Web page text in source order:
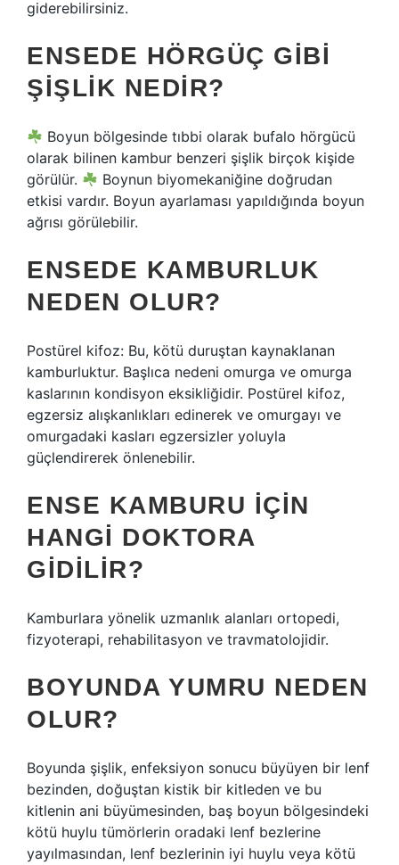
giderebilirsiniz.
ENSEDE HÖRGÜÇ GIBI
ŞIŞLIK NEDIR?
Boyun bölgesinde tıbbi olarak bufalo hörgücü
olarak bilinen kambur benzeri şişlik birçok kişide
görülür.
Boynun biyomekaniğine doğrudan
etkisi vardır. Boyun ayarlaması yapıldığında boyun
ağrısı görülebilir.
ENSEDE KAMBURLUK
NEDEN OLUR?
Postürel kifoz: Bu, kötü duruştan kaynaklanan
kamburluktur. Başlıca nedeni omurga ve omurga
kaslarının kondisyon eksikliğidir. Postürel kifoz,
egzersiz alışkanlıkları edinerek ve omurgayı ve
omurgadaki kasları egzersizler yoluyla
güçlendirerek önlenebilir.
ENSE KAMBURU IÇIN
HANGI DOKTORA
GIDILIR?
Kamburlara yönelik uzmanlık alanları ortopedi,
fizyoterapi, rehabilitasyon ve travmatolojidir.
BOYUNDA YUMRU NEDEN
OLUR?
Boyunda şişlik, enfeksiyon sonucu büyüyen bir lenf
bezinden, doğuştan kistik bir kitleden ve bu
kitlenin ani büyümesinden, baş boyun bölgesindeki
kötü huylu tümörlerin oradaki lenf bezlerine
yayılmasından, lenf bezlerinin iyi huylu veya kötü